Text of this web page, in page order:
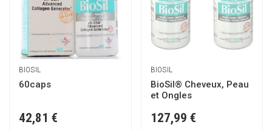
BIOSIL
60caps
42,81 €
BIOSIL
BioSil® Cheveux, Peau
et Ongles
127,99 €